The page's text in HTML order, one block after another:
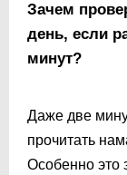
Зачем
день, если
минут?
Даже две
прочитать
Особенно это